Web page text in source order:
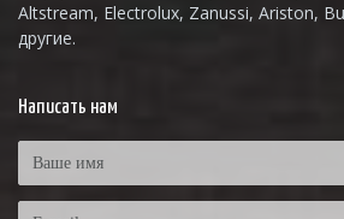
Altstream, Electrolux, Zanussi, Ariston,
другие.
Написать нам